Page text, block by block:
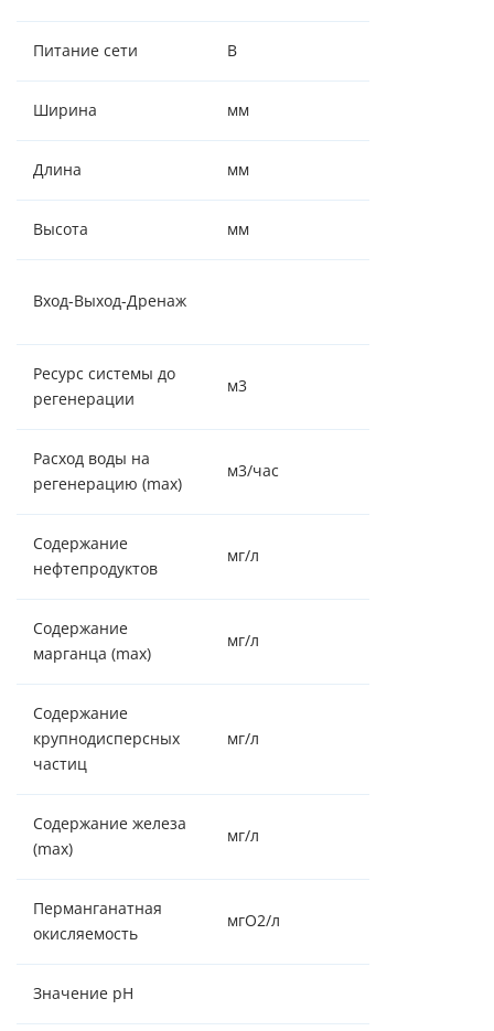
Питание сети В
Ширина мм
Длина мм
Высота мм
Вход-Выход-Дренаж
Ресурс системы до
регенерации
м3
Расход воды на
регенерацию (max)
м3/час
Содержание
нефтепродуктов
мг/л
Содержание
марганца (max)
мг/л
Содержание
крупнодисперсных
частиц
мг/л
Содержание железа
(max)
мг/л
Перманганатная
окисляемость
мгО2/л
Значение pH